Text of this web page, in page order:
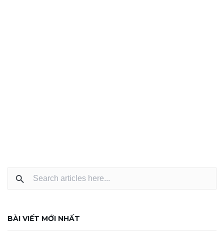
BÀI VIẾT MỚI NHẤT